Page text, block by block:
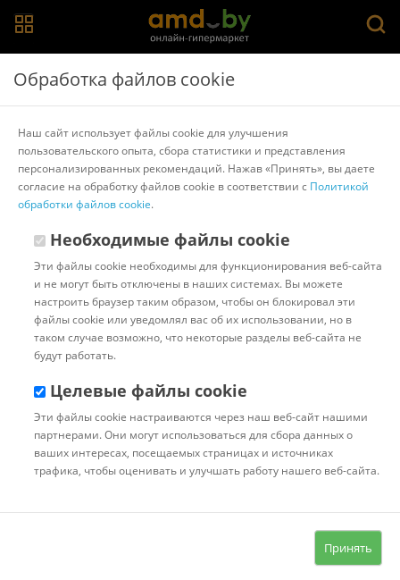
Главная > Каталог товаров
Растворители, обезжириватели и
преобразователи ржавчины > AVS
Преобразователь ржавчины AVS 500мл AVK-101
Другие товары AVS
Обработка файлов cookie
Наш сайт использует файлы cookie для улучшения
пользовательского опыта, сбора статистики и представления
персонализированных рекомендаций. Нажав «Принять», вы даете
согласие на обработку файлов cookie в соответствии с Политикой
обработки файлов cookie.
Необходимые файлы cookie
Эти файлы cookie необходимы для функционирования веб-сайта
и не могут быть отключены в наших системах. Вы можете
настроить браузер таким образом, чтобы он блокировал эти
файлы cookie или уведомлял вас об их использовании, но в
таком случае возможно, что некоторые разделы веб-сайта не
будут работать.
Целевые файлы cookie
Эти файлы cookie настраиваются через наш веб-сайт нашими
партнерами. Они могут использоваться для сбора данных о
ваших интересах, посещаемых страницах и источниках
трафика, чтобы оценивать и улучшать работу нашего веб-сайта.
Принять